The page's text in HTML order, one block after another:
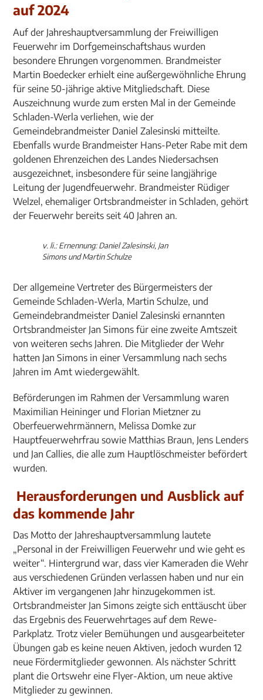
auf 2024
Auf der Jahreshauptversammlung der Freiwilligen
Feuerwehr im Dorfgemeinschaftshaus wurden
besondere Ehrungen vorgenommen. Brandmeister
Martin Boedecker erhielt eine außergewöhnliche Ehrung
für seine 50-jährige aktive Mitgliedschaft. Diese
Auszeichnung wurde zum ersten Mal in der Gemeinde
Schladen-Werla verliehen, wie der
Gemeindebrandmeister Daniel Zalesinski mitteilte.
Ebenfalls wurde Brandmeister Hans-Peter Rabe mit dem
goldenen Ehrenzeichen des Landes Niedersachsen
ausgezeichnet, insbesondere für seine langjährige
Leitung der Jugendfeuerwehr. Brandmeister Rüdiger
Welzel, ehemaliger Ortsbrandmeister in Schladen, gehört
der Feuerwehr bereits seit 40 Jahren an.
v. li.: Ernennung: Daniel Zalesinski, Jan
Simons und Martin Schulze
Der allgemeine Vertreter des Bürgermeisters der
Gemeinde Schladen-Werla, Martin Schulze, und
Gemeindebrandmeister Daniel Zalesinski ernannten
Ortsbrandmeister Jan Simons für eine zweite Amtszeit
von weiteren sechs Jahren. Die Mitglieder der Wehr
hatten Jan Simons in einer Versammlung nach sechs
Jahren im Amt wiedergewählt.
Beförderungen im Rahmen der Versammlung waren
Maximilian Heininger und Florian Mietzner zu
Oberfeuerwehrmännern, Melissa Domke zur
Hauptfeuerwehrfrau sowie Matthias Braun, Jens Lenders
und Jan Callies, die alle zum Hauptlöschmeister befördert
wurden.
Herausforderungen und Ausblick auf
das kommende Jahr
Das Motto der Jahreshauptversammlung lautete
„Personal in der Freiwilligen Feuerwehr und wie geht es
weiter“. Hintergrund war, dass vier Kameraden die Wehr
aus verschiedenen Gründen verlassen haben und nur ein
Aktiver im vergangenen Jahr hinzugekommen ist.
Ortsbrandmeister Jan Simons zeigte sich enttäuscht über
das Ergebnis des Feuerwehrtages auf dem Rewe-
Parkplatz. Trotz vieler Bemühungen und ausgearbeiteter
Übungen gab es keine neuen Aktiven, jedoch wurden 12
neue Fördermitglieder gewonnen. Als nächster Schritt
plant die Ortswehr eine Flyer-Aktion, um neue aktive
Mitglieder zu gewinnen.